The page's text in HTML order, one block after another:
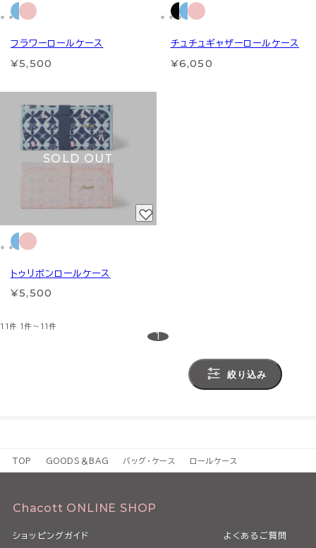
フラワーロールケース
¥5,500
チュチュギャザーロールケース
¥6,050
SOLD OUT
トゥリボンロールケース
¥5,500
11件 1件～11件
1
絞り込み
TOP GOODS＆BAG バッグ・ケース ロールケース
Chacott ONLINE SHOP
ショッピングガイド よくあるご質問